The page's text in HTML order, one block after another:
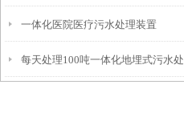
一体化医院医疗污水处理装置
每天处理100吨一体化地埋式污水处